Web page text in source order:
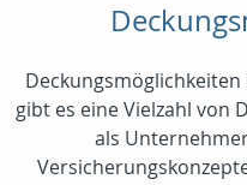
gibt es eine Vielzahl von
als